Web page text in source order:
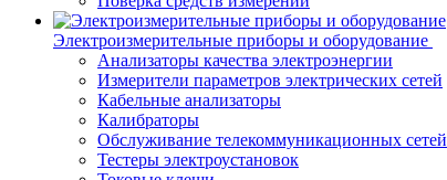
Электроизмерительные приборы и оборудование
Анализаторы качества электроэнергии
Измерители параметров электрических сетей
Кабельные анализаторы
Калибраторы
Обслуживание телекоммуникационных сетей
Тестеры электроустановок